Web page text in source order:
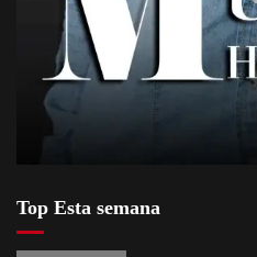
Top Esta semana